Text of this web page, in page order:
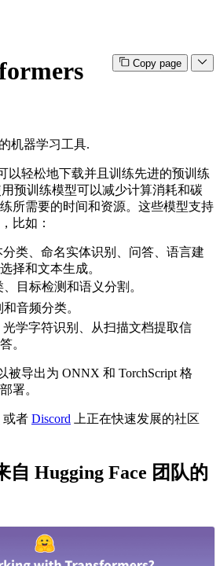
Copy page
机器学习工具.
以轻松地下载并且训练先进的预训练
预训练模型可以减少计算消耗和碳
所需要的时间和资源。这些模型支持
比如：
分类、命名实体识别、问答、语言建
择和文本生成。
目标检测和语义分割。
音频分类。
光学字符识别、从扫描文档提取信
。
被导出为 ONNX 和 TorchScript 格
署。
或者 Discord 上正在快速发展的社区
自 Hugging Face 团队的